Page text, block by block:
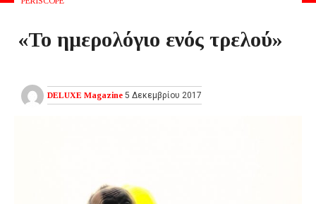
«Το ημερολόγιο ενός τρελού»
DELUXE Magazine 5 Δεκεμβρίου 2017